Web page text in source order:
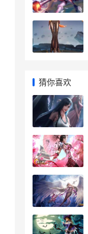
猜你喜欢